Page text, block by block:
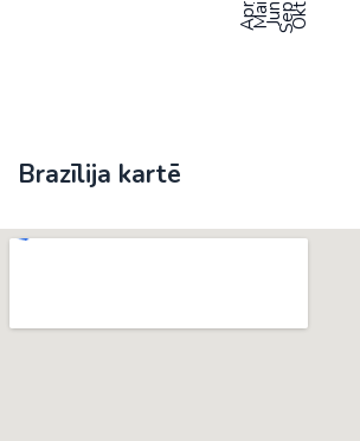
AprMaiJunSepOkt
Brazīlija kartē